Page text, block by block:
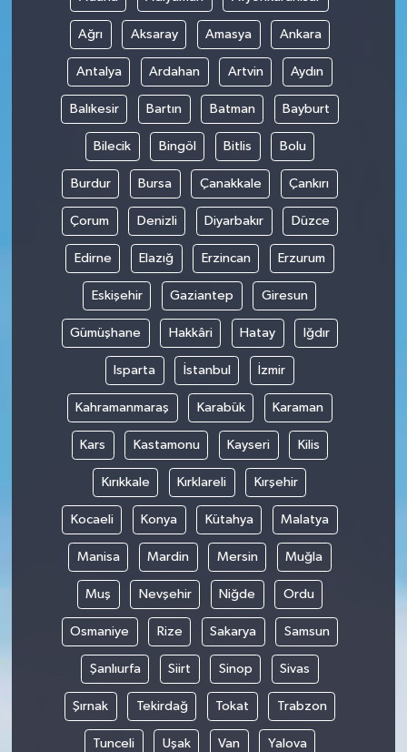
Ağrı Aksaray Amasya Ankara
Antalya Ardahan Artvin Aydın
Balıkesir Bartın Batman Bayburt
Bilecik Bingöl Bitlis Bolu
Burdur Bursa Çanakkale Çankırı
Çorum Denizli Diyarbakır Düzce
Edirne Elazığ Erzincan Erzurum
Eskişehir Gaziantep Giresun
Gümüşhane Hakkâri Hatay Iğdır
Isparta İstanbul İzmir
Kahramanmaraş Karabük Karaman
Kars Kastamonu Kayseri Kilis
Kırıkkale Kırklareli Kırşehir
Kocaeli Konya Kütahya Malatya
Manisa Mardin Mersin Muğla
Muş Nevşehir Niğde Ordu
Osmaniye Rize Sakarya Samsun
Şanlıurfa Siirt Sinop Sivas
Şırnak Tekirdağ Tokat Trabzon
Tunceli Uşak Van Yalova